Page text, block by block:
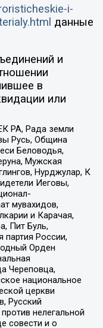
i-
данные
и
в
или
РА, Рада земли
Русь, Община
Беловодья,
Мужская
Нурджулар, К
Иеговы,
мувахидов,
и Карачая,
Пит Буль,
партия России,
Орден
Череповца,
национальное
церкви
Русский
нелегальной
совести и о